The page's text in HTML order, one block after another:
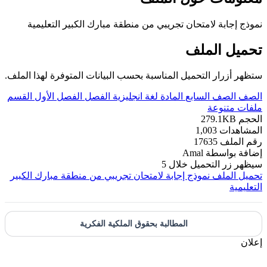
نموذج إجابة لامتحان تجريبي من منطقة مبارك الكبير التعليمية
تحميل الملف
ستظهر أزرار التحميل المناسبة بحسب البيانات المتوفرة لهذا الملف.
الصف الصف السابع المادة لغة انجليزية الفصل الفصل الأول
القسم
ملفات متنوعة
الحجم 279.1KB
المشاهدات 1,003
رقم الملف 17635
إضافة بواسطة Amal
سيظهر زر التحميل خلال 5
تحميل الملف نموذج إجابة لامتحان تجريبي من منطقة مبارك الكبير
التعليمية
المطالبة بحقوق الملكية الفكرية
إعلان